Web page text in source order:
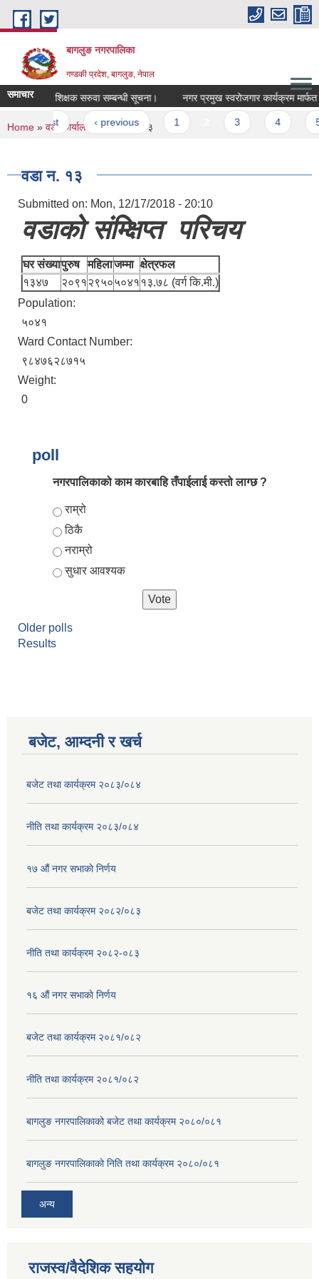
Skip to main content
बागलुङ नगरपालिका
गण्डकी प्रदेश, बागलुङ, नेपाल
समाचार
रिक्त पदमा शिक्षक सरुवा सम्बन्धी सूचना। नगर प्रमुख स्वरोजगार कार्यक्रम मार्फत
Pages ‹ previous
You are here
Home » वडा कार्यालयहरु» वडा न. १३
वडा न. १३
Submitted on: Mon, 12/17/2018 - 20:10
वडाको संम्क्षिप्त परिचय
घर संख्यापुरुष महिलाजम्मा क्षेत्रफल
१३४७
२०९१२९५०५०४११३.७८ (वर्ग कि.मी.)
Population:
५०४१
Ward Contact Number:
९८४७६२८७१५
Weight:
0
poll
नगरपालिकाको काम कारबाहि तँपाईलाई कस्तो लाग्छ ?
Choices
राम्रो
ठिकै
नराम्रो
सुधार आवश्यक
Older polls
Results
बजेट, आम्दनी र खर्च
बजेट तथा कार्यक्रम २०८३/०८४
नीति तथा कार्यक्रम २०८३/०८४
१७ ‌‍औं नगर सभाकाे निर्णय
बजेट तथा कार्यक्रम २०८२/०८३
नीति तथा कार्यक्रम २०८२-०८३
१६ ‌औं नगर सभाकाे निर्णय
बजेट तथा कार्यक्रम २०८१/०८२
नीति तथा कार्यक्रम २०८१/०८२
बागलुङ नगरपालिकाको बजेट तथा कार्यक्रम २०८०/०८१
बागलुङ नगरपालिकाको निति तथा कार्यक्रम २०८०/०८१
अन्य
राजस्व/वैदेशिक सहयोग